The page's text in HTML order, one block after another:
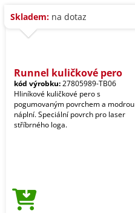
Skladem: na dotaz
Runnel kuličkové pero
kód výrobku:27805989-TB06
Hliníkové kuličkové pero s
pogumovaným povrchem a modrou
náplní. Speciální povrch pro laser
stříbrného loga.